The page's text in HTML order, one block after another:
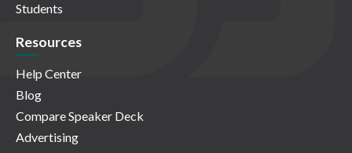
Students
Resources
Help Center
Blog
Compare Speaker Deck
Advertising